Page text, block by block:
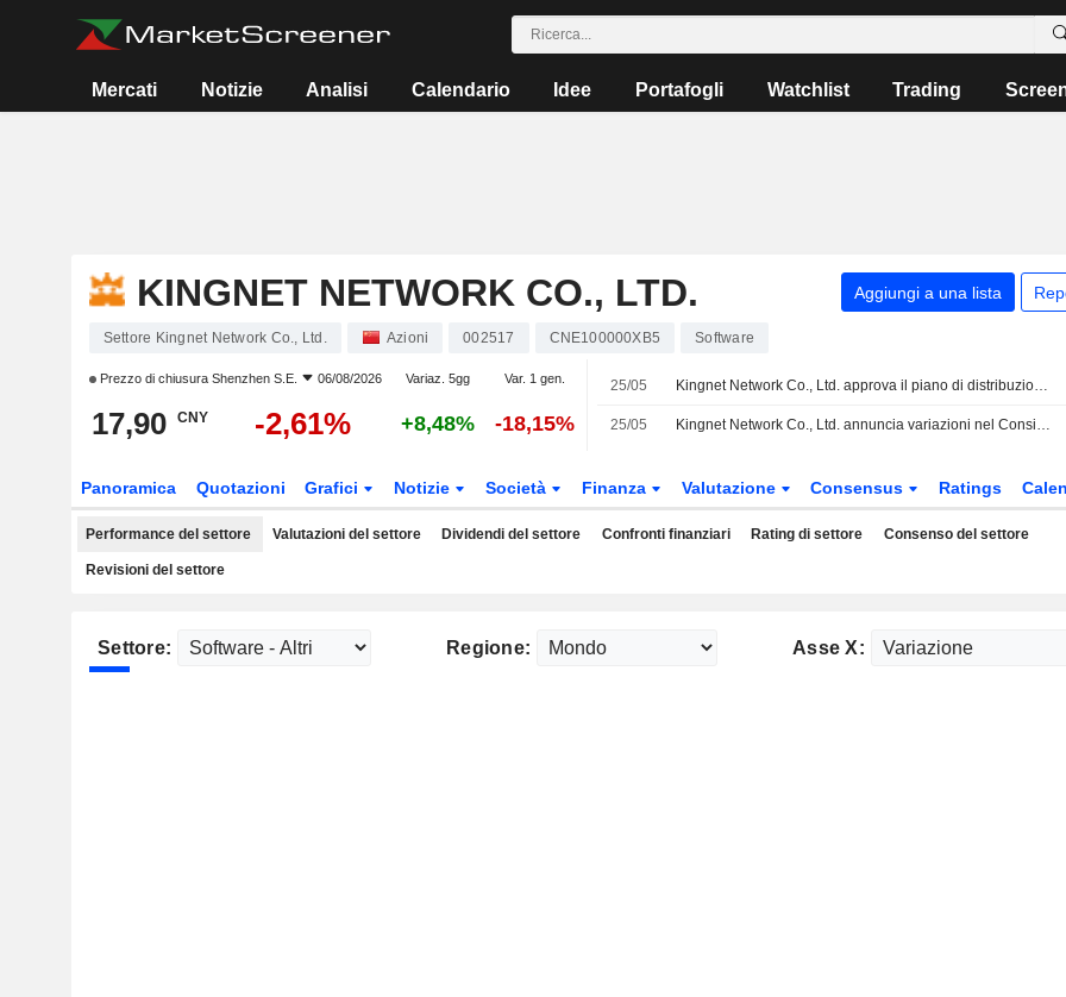
Mercati Notizie Analisi Calendario Idee Portafogli Watchlist Trading
KINGNET NETWORK CO., LTD. Aggiungi a una lista
Settore Kingnet Network Co., Ltd. Azioni 002517 CNE100000XB5 Software
Prezzo di chiusura Shenzhen S.E. 06/08/2026 Variaz. 5gg Var. 1 gen.
17,90 CNY -2,61% +8,48% -18,15%
25/05 Kingnet Network Co., Ltd. approva il piano di distribuzione degli utili per il 2025
25/05 Kingnet Network Co., Ltd. annuncia variazioni nel Consiglio di Amministrazione
Panoramica Quotazioni Grafici Notizie Società Finanza Valutazione Consensus Ratings
Performance del settore Valutazioni del settore Dividendi del settore Confronti finanziari Rating di settore Consenso del settore
Revisioni del settore
Settore: Regione: Asse X: